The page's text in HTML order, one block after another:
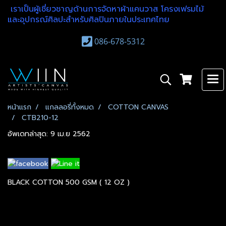
เราเป็นผู้เชี่ยวชาญด้านการจัดหาผ้าแคนวาส โครงเฟรมไม้
และอุปกรณ์ศิลปะสำหรับศิลปินภายในประเทศไทย
086-678-5312
หน้าแรก แกลลอรี่ทั้งหมด
COTTON CANVAS
CTB210-12
อัพเดทล่าสุด: 9 เม.ย 2562
BLACK COTTON 500 GSM ( 12 OZ )